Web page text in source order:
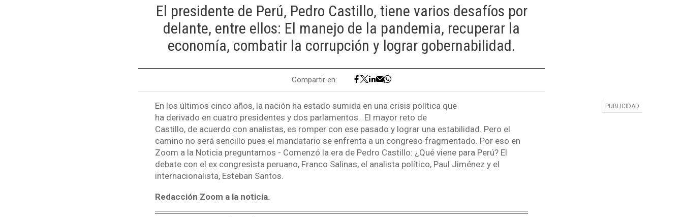
El presidente de Perú, Pedro Castillo, tiene varios desafíos por
delante, entre ellos: El manejo de la pandemia, recuperar la
economía, combatir la corrupción y lograr gobernabilidad.
Compartir en:
En los últimos cinco años, la nación ha estado sumida en una crisis política que
ha derivado en cuatro presidentes y dos parlamentos. El mayor reto de
Castillo, de acuerdo con analistas, es romper con ese pasado y lograr una estabilidad. Pero el
camino no será sencillo pues el mandatario se enfrenta a un congreso fragmentado. Por eso en
Zoom a la Noticia preguntamos - Comenzó la era de Pedro Castillo: ¿Qué viene para Perú? El
debate con el ex congresista peruano, Franco Salinas, el analista político, Paul Jiménez y el
internacionalista, Esteban Santos.
Redacción Zoom a la noticia.